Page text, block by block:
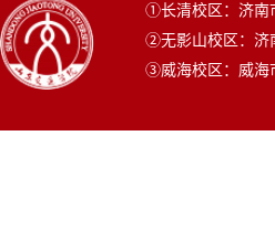
①长清校区：济南
②无影山校区：济
③威海校区：威海